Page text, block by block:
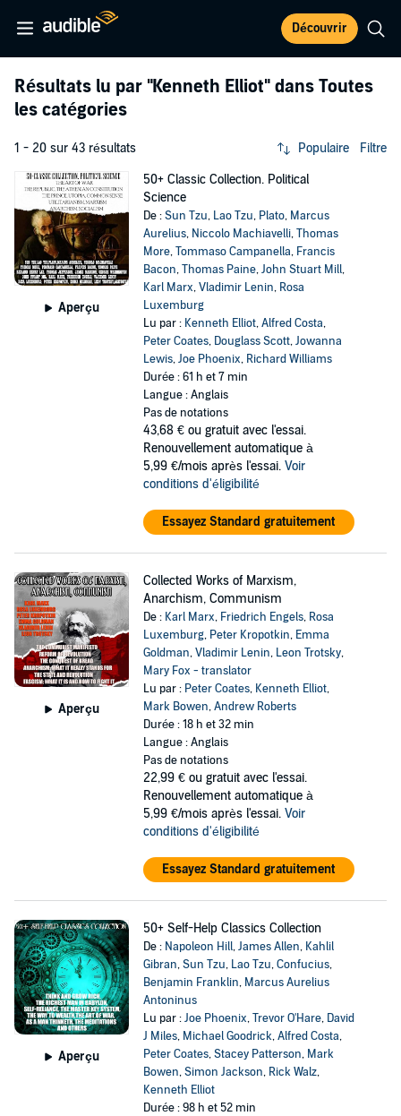
Découvrir
Résultats lu par "Kenneth Elliot" dans Toutes
les catégories
1 - 20 sur 43 résultats Populaire Filtre
Aperçu
50+ Classic Collection. Political
Science
De :Sun Tzu, Lao Tzu, Plato, Marcus
Aurelius, Niccolo Machiavelli,Thomas
More,Tommaso Campanella, Francis
Bacon,Thomas Paine,John Stuart Mill,
Karl Marx,Vladimir Lenin, Rosa
Luxemburg
Lu par : Kenneth Elliot,Alfred Costa,
Peter Coates, Douglass Scott,Jowanna
Lewis,Joe Phoenix, Richard Williams
Durée : 61 h et 7 min
Langue : Anglais
Pas de notations
43,68 € ou gratuit avec l'essai.
Renouvellement automatique à
5,99 €/mois après l'essai. Voir
conditions d'éligibilité
Essayez Standard gratuitement
Aperçu
Collected Works of Marxism,
Anarchism, Communism
De : Karl Marx, Friedrich Engels, Rosa
Luxemburg, Peter Kropotkin, Emma
Goldman,Vladimir Lenin, Leon Trotsky,
Mary Fox - translator
Lu par : Peter Coates, Kenneth Elliot,
Mark Bowen,Andrew Roberts
Durée : 18 h et 32 min
Langue : Anglais
Pas de notations
22,99 € ou gratuit avec l'essai.
Renouvellement automatique à
5,99 €/mois après l'essai. Voir
conditions d'éligibilité
Essayez Standard gratuitement
Aperçu
50+ Self-Help Classics Collection
De : Napoleon Hill,James Allen, Kahlil
Gibran,Sun Tzu, Lao Tzu,Confucius,
Benjamin Franklin, Marcus Aurelius
Antoninus
Lu par :Joe Phoenix,Trevor O'Hare, David
J Miles, Michael Goodrick,Alfred Costa,
Peter Coates,Stacey Patterson, Mark
Bowen,Simon Jackson, Rick Walz,
Kenneth Elliot
Durée : 98 h et 52 min